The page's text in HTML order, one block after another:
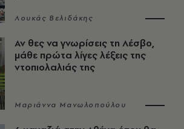
Λουκάς Βελιδάκης
Αν θες να γνωρίσεις τη Λέσβο,
μάθε πρώτα λίγες λέξεις της
ντοπιολαλιάς της
Μαριάννα Μανωλοπούλου